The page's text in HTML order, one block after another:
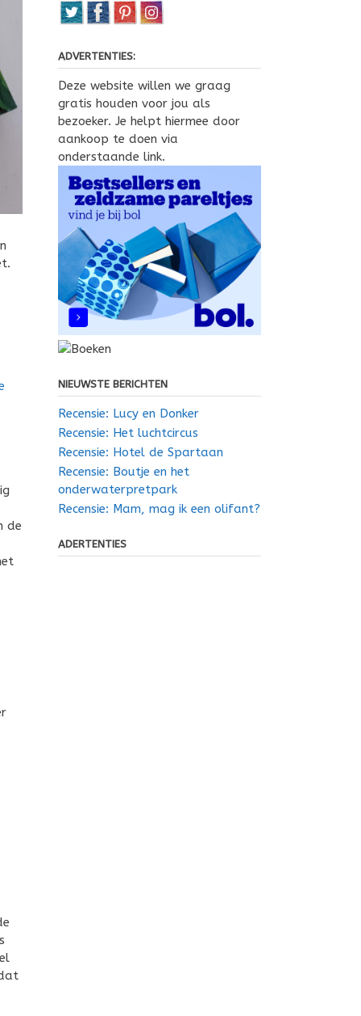
de
ADVERTENTIES:
Deze website willen we graag
gratis houden voor jou als
bezoeker. Je helpt hiermee door
aankoop te doen via
onderstaande link.
NIEUWSTE BERICHTEN
Recensie: Lucy en Donker
Recensie: Het luchtcircus
Recensie: Hotel de Spartaan
Recensie: Boutje en het
onderwaterpretpark
Recensie: Mam, mag ik een olifant?
ADERTENTIES